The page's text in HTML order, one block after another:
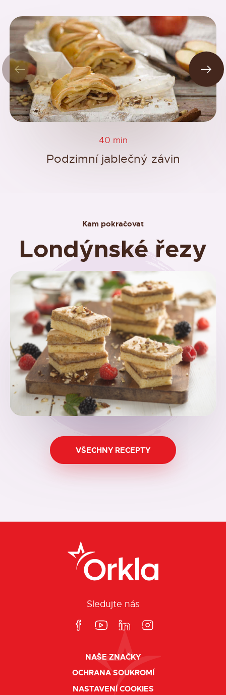
40 min
Podzimní jablečný závin
Kam pokračovat
Londýnské řezy
VŠECHNY RECEPTY
Sledujte nás
NAŠE ZNAČKY
OCHRANA SOUKROMÍ
NASTAVENÍ COOKIES